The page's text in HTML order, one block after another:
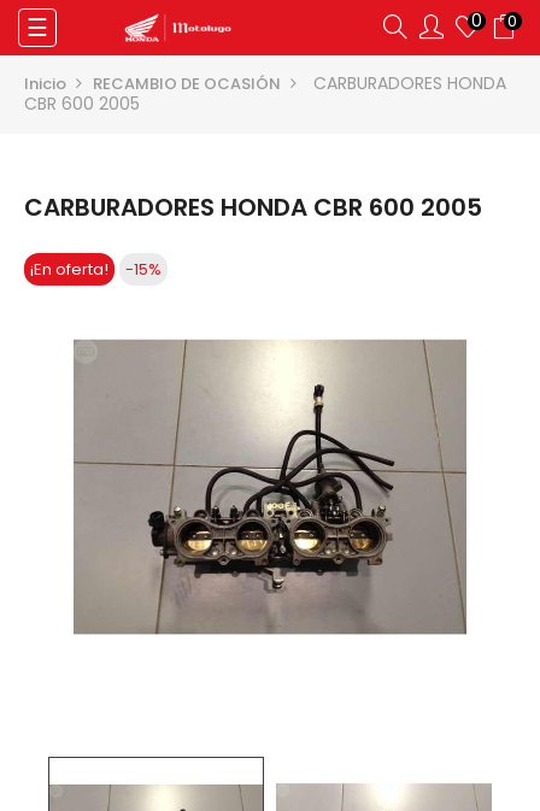
Navegación
de
palanca
☰ 0 0
Inicio RECAMBIO DE OCASIÓN
CARBURADORES HONDA
CBR 600 2005
CARBURADORES HONDA CBR 600 2005
¡En oferta! -15%